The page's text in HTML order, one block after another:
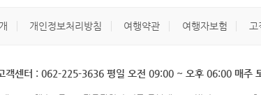
개인정보처리방침 여행약관 여행자보험 고
객센터 : 062-225-3636 평일 오전 09:00 ~ 오후 06:00 매주